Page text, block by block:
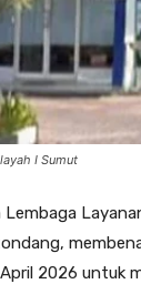
I Sumut
Lembaga
2026 untuk